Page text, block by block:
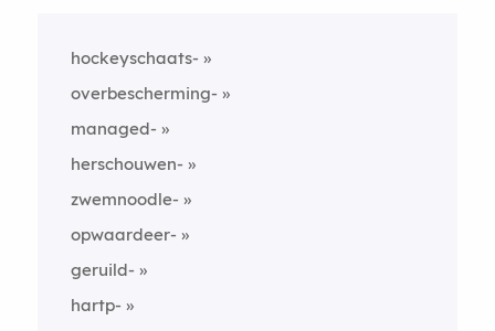
hockeyschaats-
overbescherming-
managed-
herschouwen-
zwemnoodle-
opwaardeer-
geruild-
hartp-